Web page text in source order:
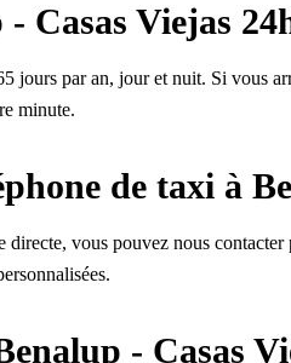
Casas Viejas
jours par an, jour et nuit. Si vous
minute.
de taxi à
directe, vous pouvez nous
- Casas